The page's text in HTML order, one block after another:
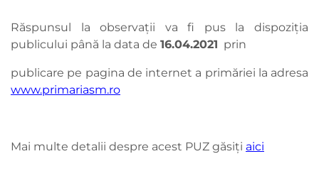
Răspunsul la observaţii va fi pus la dispoziţia
publicului până la data de 16.04.2021 prin
publicare pe pagina de internet a primăriei la adresa
www.primariasm.ro
Mai multe detalii despre acest PUZ găsiți aici